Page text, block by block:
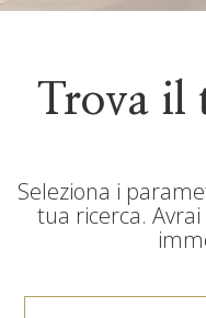
La tua scelta
Trova il
Seleziona i
tua ricerca.